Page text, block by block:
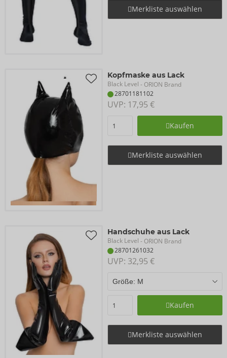
Merkliste auswählen
Kopfmaske aus Lack
Black Level - ORION Brand
28701181102
UVP: 17,95 €
Kaufen
Merkliste auswählen
Handschuhe aus Lack
Black Level - ORION Brand
28701261032
UVP: 32,95 €
Kaufen
Merkliste auswählen